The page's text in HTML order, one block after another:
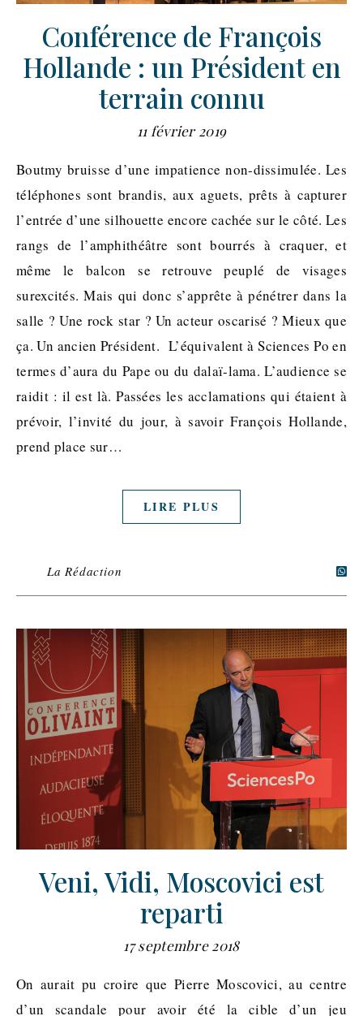
Conférence de François
Hollande : un Président en
terrain connu
11 février 2019
Boutmy bruisse d’une impatience non-dissimulée. Les
téléphones sont brandis, aux aguets, prêts à capturer
l’entrée d’une silhouette encore cachée sur le côté. Les
rangs de l’amphithéâtre sont bourrés à craquer, et
même le balcon se retrouve peuplé de visages
surexcités. Mais qui donc s’apprête à pénétrer dans la
salle ? Une rock star ? Un acteur oscarisé ? Mieux que
ça. Un ancien Président. L’équivalent à Sciences Po en
termes d’aura du Pape ou du dalaï-lama. L’audience se
raidit : il est là. Passées les acclamations qui étaient à
prévoir, l’invité du jour, à savoir François Hollande,
prend place sur…
LIRE PLUS
La Rédaction
Veni, Vidi, Moscovici est
reparti
17 septembre 2018
On aurait pu croire que Pierre Moscovici, au centre
d’un scandale pour avoir été la cible d’un jeu